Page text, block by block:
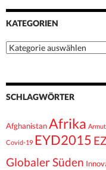
KATEGORIEN
Kategorien
SCHLAGWÖRTER
AfghanistanAfrika Armut
Covid-19 EYD2015
Globaler Süden